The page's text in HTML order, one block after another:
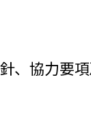
、協力要